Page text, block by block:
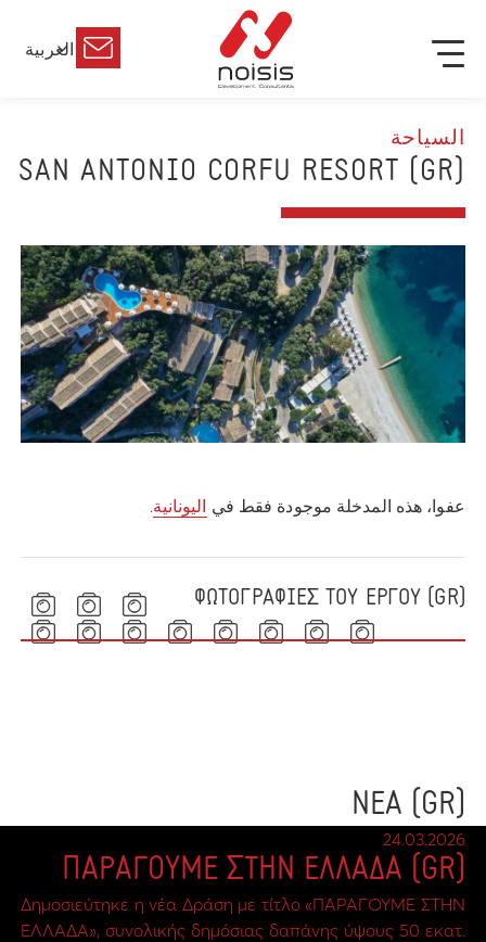
العربية
السياحة
(GR) SAN ANTONIO CORFU RESORT
عفوا، هذه المدخلة موجودة فقط في اليونانية.
(GR) ΦΩΤΟΓΡΑΦΙΕΣ ΤΟΥ ΕΡΓΟΥ
(GR) ΝΕΑ
24.03.2026
(GR) ΠΑΡΑΓΟΥΜΕ ΣΤΗΝ ΕΛΛΑΔΑ
Δημοσιεύτηκε η νέα Δράση με τίτλο «ΠΑΡΑΓΟΥΜΕ ΣΤΗΝ
ΕΛΛΑΔΑ», συνολικής δημόσιας δαπάνης ύψους 50 εκατ.